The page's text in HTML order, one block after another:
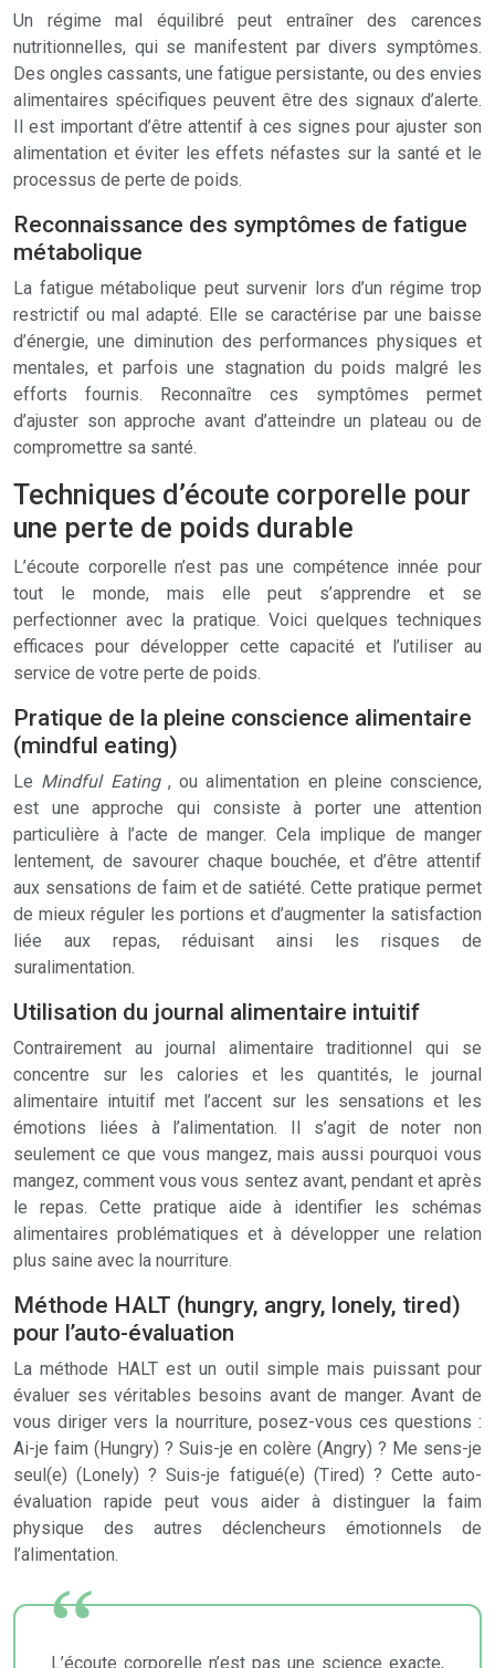
Un régime mal équilibré peut entraîner des carences
nutritionnelles, qui se manifestent par divers symptômes.
Des ongles cassants, une fatigue persistante, ou des envies
alimentaires spécifiques peuvent être des signaux d’alerte.
Il est important d’être attentif à ces signes pour ajuster son
alimentation et éviter les effets néfastes sur la santé et le
processus de perte de poids.
Reconnaissance des symptômes de fatigue
métabolique
La fatigue métabolique peut survenir lors d’un régime trop
restrictif ou mal adapté. Elle se caractérise par une baisse
d’énergie, une diminution des performances physiques et
mentales, et parfois une stagnation du poids malgré les
efforts fournis. Reconnaître ces symptômes permet
d’ajuster son approche avant d’atteindre un plateau ou de
compromettre sa santé.
Techniques d’écoute corporelle pour
une perte de poids durable
L’écoute corporelle n’est pas une compétence innée pour
tout le monde, mais elle peut s’apprendre et se
perfectionner avec la pratique. Voici quelques techniques
efficaces pour développer cette capacité et l’utiliser au
service de votre perte de poids.
Pratique de la pleine conscience alimentaire
(mindful eating)
Le Mindful Eating , ou alimentation en pleine conscience,
est une approche qui consiste à porter une attention
particulière à l’acte de manger. Cela implique de manger
lentement, de savourer chaque bouchée, et d’être attentif
aux sensations de faim et de satiété. Cette pratique permet
de mieux réguler les portions et d’augmenter la satisfaction
liée aux repas, réduisant ainsi les risques de
suralimentation.
Utilisation du journal alimentaire intuitif
Contrairement au journal alimentaire traditionnel qui se
concentre sur les calories et les quantités, le journal
alimentaire intuitif met l’accent sur les sensations et les
émotions liées à l’alimentation. Il s’agit de noter non
seulement ce que vous mangez, mais aussi pourquoi vous
mangez, comment vous vous sentez avant, pendant et après
le repas. Cette pratique aide à identifier les schémas
alimentaires problématiques et à développer une relation
plus saine avec la nourriture.
Méthode HALT (hungry, angry, lonely, tired)
pour l’auto-évaluation
La méthode HALT est un outil simple mais puissant pour
évaluer ses véritables besoins avant de manger. Avant de
vous diriger vers la nourriture, posez-vous ces questions :
Ai-je faim (Hungry) ? Suis-je en colère (Angry) ? Me sens-je
seul(e) (Lonely) ? Suis-je fatigué(e) (Tired) ? Cette auto-
évaluation rapide peut vous aider à distinguer la faim
physique des autres déclencheurs émotionnels de
l’alimentation.
L’écoute corporelle n’est pas une science exacte,